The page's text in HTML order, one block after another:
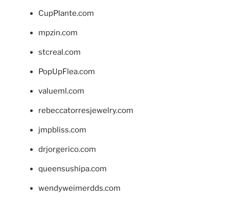
CupPlante.com
mpzin.com
stcreal.com
PopUpFlea.com
valueml.com
rebeccatorresjewelry.com
jmpbliss.com
drjorgerico.com
queensushipa.com
wendyweimerdds.com